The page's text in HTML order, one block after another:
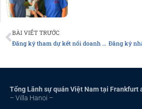
Prev
BÀI VIẾT TRƯỚC
Đăng ký tham dự kết nối doanh nghiệp của cộng đồng người Việt tại Đức
Tổng Lãnh sự quán Việt Nam tại Frankfurt
– Villa Hanoi –